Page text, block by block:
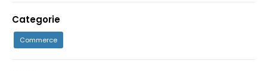
Categorie
Commerce